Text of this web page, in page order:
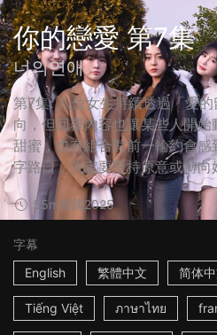
你的戀愛 第7集
너의연애
第7集: 八位女生持續透過「愛
向，但回覆內容也讓某些人開
甜蜜，也有組合對前一輪約會
字路口，決定要堅持原意或轉向
55m韓國2025
字幕
English
繁體中文 简体
Tiếng Việt ภาษาไทย